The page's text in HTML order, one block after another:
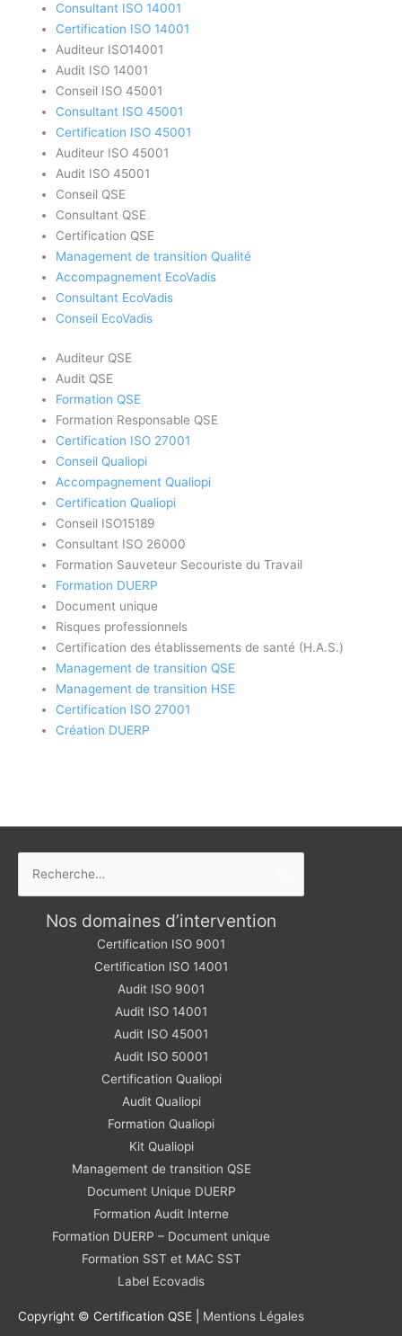
Consultant ISO 14001
Certification ISO 14001
Auditeur ISO14001
Audit ISO 14001
Conseil ISO 45001
Consultant ISO 45001
Certification ISO 45001
Auditeur ISO 45001
Audit ISO 45001
Conseil QSE
Consultant QSE
Certification QSE
Management de transition Qualité
Accompagnement EcoVadis
Consultant EcoVadis
Conseil EcoVadis
Auditeur QSE
Audit QSE
Formation QSE
Formation Responsable QSE
Certification ISO 27001
Conseil Qualiopi
Accompagnement Qualiopi
Certification Qualiopi
Conseil ISO15189
Consultant ISO 26000
Formation Sauveteur Secouriste du Travail
Formation DUERP
Document unique
Risques professionnels
Certification des établissements de santé (H.A.S.)
Management de transition QSE
Management de transition HSE
Certification ISO 27001
Création DUERP
Nos domaines d’intervention
Certification ISO 9001
Certification ISO 14001
Audit ISO 9001
Audit ISO 14001
Audit ISO 45001
Audit ISO 50001
Certification Qualiopi
Audit Qualiopi
Formation Qualiopi
Kit Qualiopi
Management de transition QSE
Document Unique DUERP
Formation Audit Interne
Formation DUERP – Document unique
Formation SST et MAC SST
Label Ecovadis
Copyright © Certification QSE | Mentions Légales